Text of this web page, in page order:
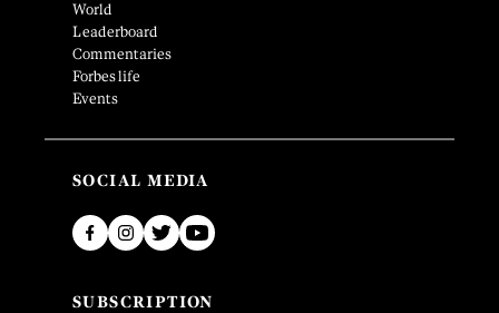
World
Leaderboard
Commentaries
Forbes life
Events
SOCIAL MEDIA
SUBSCRIPTION